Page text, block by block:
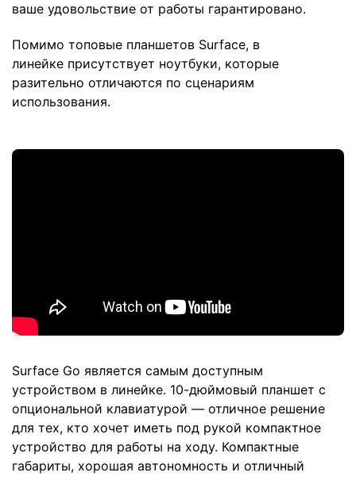
ваше удовольствие от работы гарантировано.
Помимо топовые планшетов Surface, в
линейке присутствует ноутбуки, которые
разительно отличаются по сценариям
использования.
Surface Go является самым доступным
устройством в линейке. 10-дюймовый планшет с
опциональной клавиатурой — отличное решение
для тех, кто хочет иметь под рукой компактное
устройство для работы на ходу. Компактные
габариты, хорошая автономность и отличный